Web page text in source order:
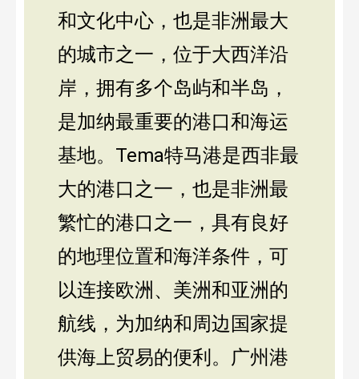
和文化中心，也是非洲最大
的城市之一，位于大西洋沿
岸，拥有多个岛屿和半岛，
是加纳最重要的港口和海运
基地。Tema特马港是西非最
大的港口之一，也是非洲最
繁忙的港口之一，具有良好
的地理位置和海洋条件，可
以连接欧洲、美洲和亚洲的
航线，为加纳和周边国家提
供海上贸易的便利。广州港